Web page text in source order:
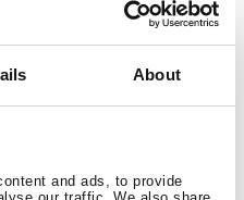
About
and ads, to provide